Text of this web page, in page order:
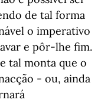
de tal forma
o imperativo
e pôr-lhe fim.
tal monta que o
- ou, ainda